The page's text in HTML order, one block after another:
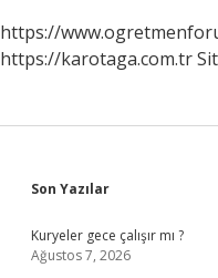
https://
https://karotaga.com.tr
Sidebar
Son Yazılar
Kuryeler gece çalışır mı ?
Ağustos 7, 2026